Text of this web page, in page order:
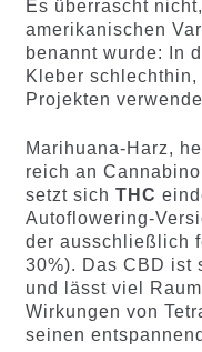
Es überrascht
amerikanischen
benannt wurde: In
Kleber
Projekten
Marihuana-Harz,
reich an
setzt sich THC
Autoflowering-
der ausschließlich
30%). Das CBD ist
und lässt viel
Wirkungen von
seinen